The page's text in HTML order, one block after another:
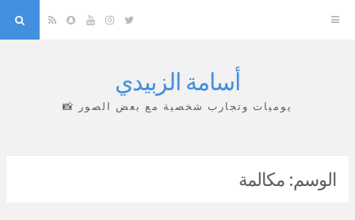
Twitter
Instagram
YouTube
Snapchat
RSS
أسامة الزبيدي
يوميات وتجارب شخصية مع بعض الصور 📸
الوسم: مكالمة